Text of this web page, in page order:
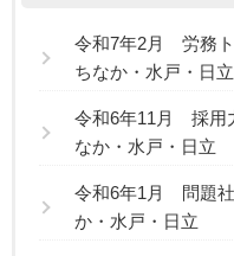
令和7年2月 労務ト
ちなか・水戸・日立
令和6年11月 採用
なか・水戸・日立
令和6年1月 問題社
か・水戸・日立